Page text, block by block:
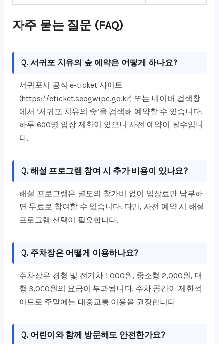
자주 묻는 질문 (FAQ)
Q. 서귀포 치유의 숲 예약은 어떻게 하나요?
서귀포시 공식 e-ticket 사이트
(https://eticket.seogwipo.go.kr) 또는 네이버 검색창
에서 ‘서귀포 치유의 숲’을 검색해 예약할 수 있습니다.
하루 600명 입장 제한이 있으니 사전 예약이 필수입니
다.
Q. 해설 프로그램 참여 시 추가 비용이 있나요?
해설 프로그램은 별도의 참가비 없이 입장료만 납부하
면 무료로 참여할 수 있습니다. 다만, 사전 예약 시 해설
프로그램 선택이 필요합니다.
Q. 주차장은 어떻게 이용하나요?
주차장은 경형 및 전기차 1,000원, 중소형 2,000원, 대
형 3,000원의 요금이 부과됩니다. 주차 공간이 제한적
이므로 주말에는 대중교통 이용을 권장합니다.
Q. 어린이와 함께 방문해도 안전한가요?